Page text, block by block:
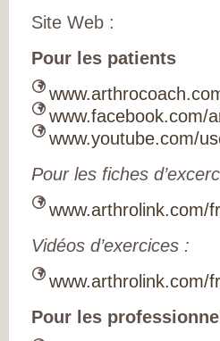
Site Web :
Pour les patients
www.facebook.com/
www.youtube.com/
Pour les fiches
www.arthrolink.com/
Vidéos d’exercices :
www.arthrolink.com/
Pour les